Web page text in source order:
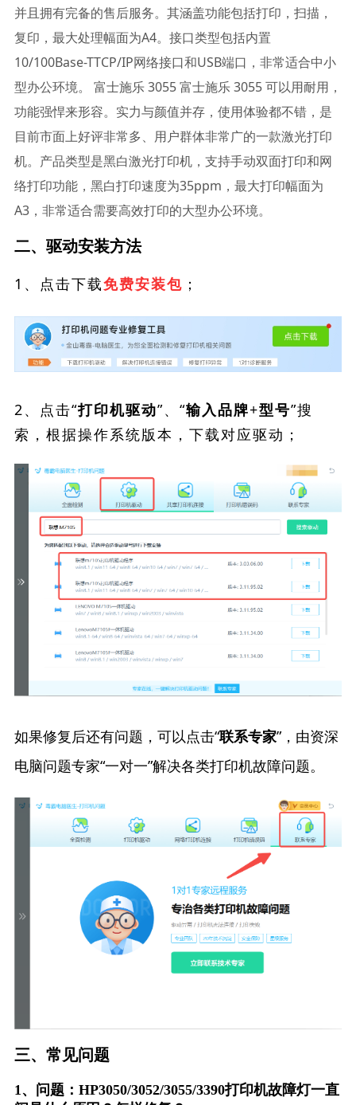
并且拥有完备的售后服务。其涵盖功能包括打印，扫描，
复印，最大处理幅面为A4。接口类型包括内置
10/100Base-TTCP/IP网络接口和USB端口，非常适合中小
型办公环境。 富士施乐 3055 富士施乐 3055 可以用耐用，
功能强悍来形容。实力与颜值并存，使用体验都不错，是
目前市面上好评非常多、用户群体非常广的一款激光打印
机。产品类型是黑白激光打印机，支持手动双面打印和网
络打印功能，黑白打印速度为35ppm，最大打印幅面为
A3，非常适合需要高效打印的大型办公环境。
二、驱动安装方法
1、点击下载免费安装包 ；
2、点击“打印机驱动”、“输入品牌+型号”搜
索，根据操作系统版本，下载对应驱动；
如果修复后还有问题，可以点击“联系专家”，由资深
电脑问题专家“一对一”解决各类打印机故障问题。
三、常见问题
1、问题：HP3050/3052/3055/3390打印机故障灯一直